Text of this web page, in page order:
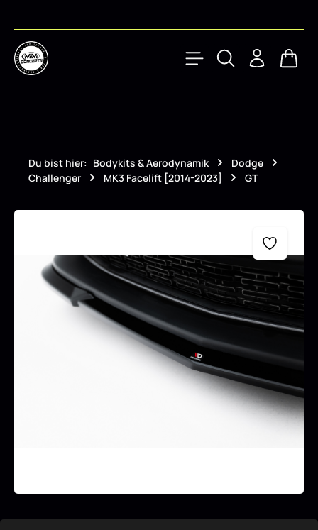
Du bist hier: Bodykits & Aerodynamik
Dodge
Challenger
MK3 Facelift [2014-2023] GT
Bildergalerie überspringen